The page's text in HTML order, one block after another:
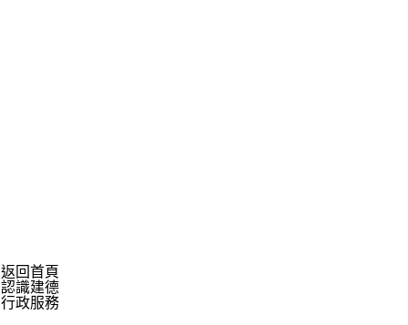
返回首頁
認識建德
行政服務